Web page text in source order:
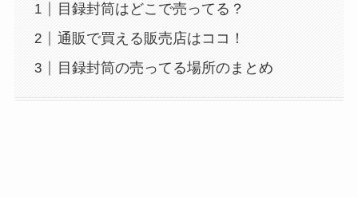
目録封筒はどこで売ってる？
通販で買える販売店はココ！
目録封筒の売ってる場所のまとめ